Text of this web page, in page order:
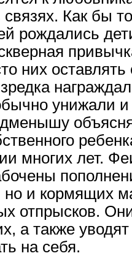
Как бы
рождались
них
унижали
многих лет.
но и кормящих
отпрысков.
а также
на себя.